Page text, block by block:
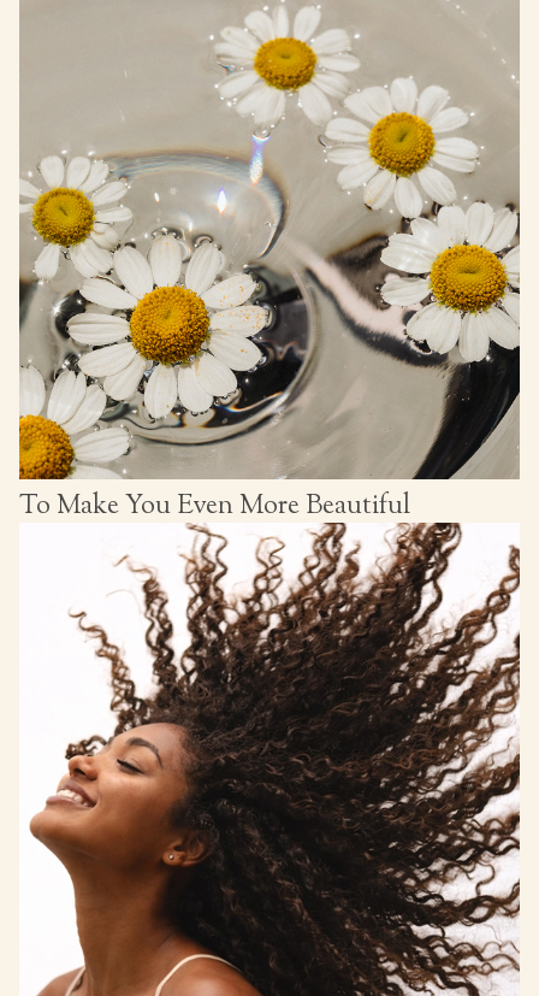
To Make You Even More Beautiful